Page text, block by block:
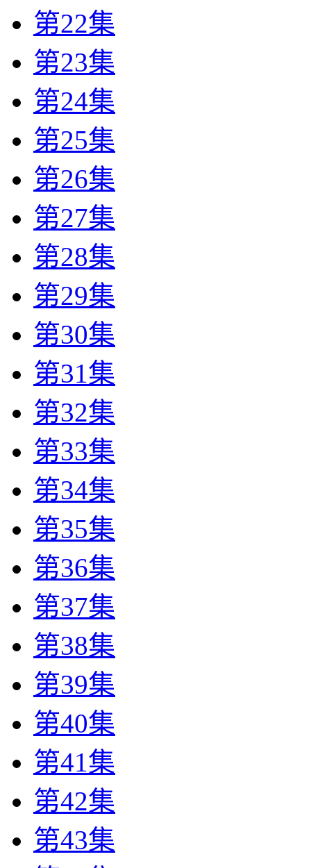
第22集
第23集
第24集
第25集
第26集
第27集
第28集
第29集
第30集
第31集
第32集
第33集
第34集
第35集
第36集
第37集
第38集
第39集
第40集
第41集
第42集
第43集